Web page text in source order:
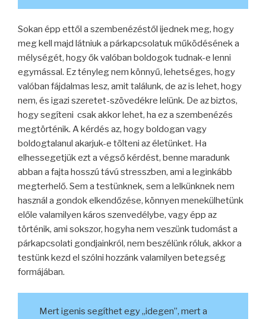
Sokan épp ettől a szembenézéstől ijednek meg, hogy
meg kell majd látniuk a párkapcsolatuk működésének a
mélységét, hogy ők valóban boldogok tudnak-e lenni
egymással. Ez tényleg nem könnyű, lehetséges, hogy
valóban fájdalmas lesz, amit találunk, de az is lehet, hogy
nem, és igazi szeretet-szövedékre lelünk. De az biztos,
hogy segíteni csak akkor lehet, ha ez a szembenézés
megtörténik. A kérdés az, hogy boldogan vagy
boldogtalanul akarjuk-e tölteni az életünket. Ha
elhessegetjük ezt a végső kérdést, benne maradunk
abban a fajta hosszú távú stresszben, ami a leginkább
megterhelő. Sem a testünknek, sem a lelkünknek nem
használ a gondok elkendőzése, könnyen menekülhetünk
előle valamilyen káros szenvedélybe, vagy épp az
történik, ami sokszor, hogyha nem veszünk tudomást a
párkapcsolati gondjainkról, nem beszélünk róluk, akkor a
testünk kezd el szólni hozzánk valamilyen betegség
formájában.
Mert igenis segíthet egy „idegen”, mert a